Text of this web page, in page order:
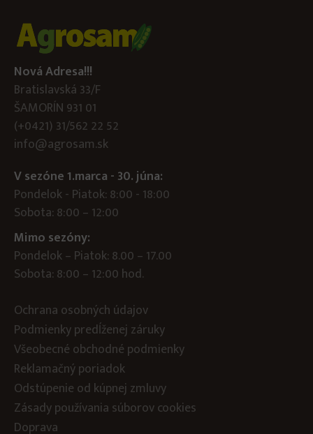
Nová Adresa!!!
Bratislavská 33/F
ŠAMORÍN 931 01
(+0421) 31/562 22 52
info@agrosam.sk
V sezóne 1.marca - 30. júna:
Pondelok - Piatok: 8:00 - 18:00
Sobota: 8:00 – 12:00
Mimo sezóny:
Pondelok – Piatok: 8.00 – 17.00
Sobota: 8:00 – 12:00 hod.
Ochrana osobných údajov
Podmienky predĺženej záruky
Všeobecné obchodné podmienky
Reklamačný poriadok
Odstúpenie od kúpnej zmluvy
Zásady používania súborov cookies
Doprava